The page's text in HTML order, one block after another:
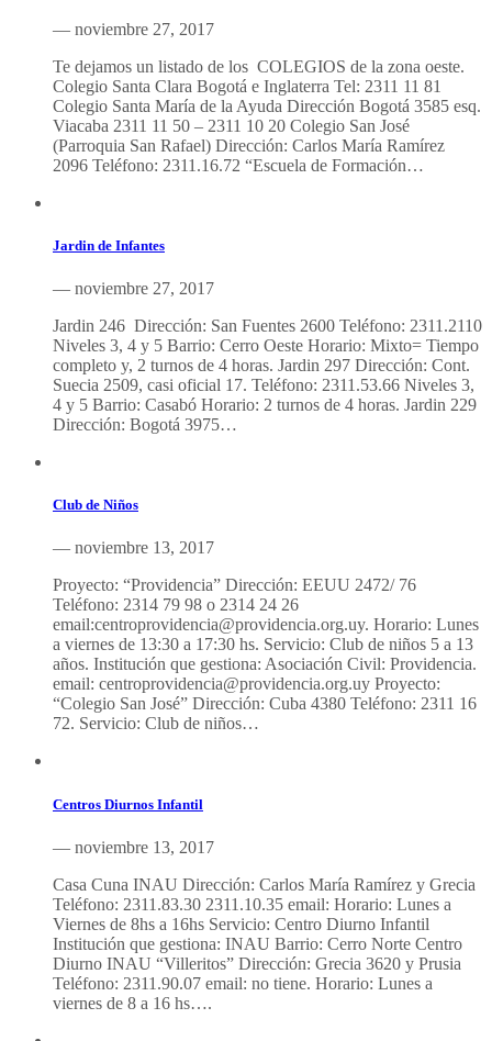
— noviembre 27, 2017
Te dejamos un listado de los COLEGIOS de la zona oeste.
Colegio Santa Clara Bogotá e Inglaterra Tel: 2311 11 81
Colegio Santa María de la Ayuda Dirección Bogotá 3585 esq.
Viacaba 2311 11 50 – 2311 10 20 Colegio San José
(Parroquia San Rafael) Dirección: Carlos María Ramírez
2096 Teléfono: 2311.16.72 “Escuela de Formación…
Jardin de Infantes
— noviembre 27, 2017
Jardin 246 Dirección: San Fuentes 2600 Teléfono: 2311.2110
Niveles 3, 4 y 5 Barrio: Cerro Oeste Horario: Mixto= Tiempo
completo y, 2 turnos de 4 horas. Jardin 297 Dirección: Cont.
Suecia 2509, casi oficial 17. Teléfono: 2311.53.66 Niveles 3,
4 y 5 Barrio: Casabó Horario: 2 turnos de 4 horas. Jardin 229
Dirección: Bogotá 3975…
Club de Niños
— noviembre 13, 2017
Proyecto: “Providencia” Dirección: EEUU 2472/ 76
Teléfono: 2314 79 98 o 2314 24 26
email:centroprovidencia@providencia.org.uy. Horario: Lunes
a viernes de 13:30 a 17:30 hs. Servicio: Club de niños 5 a 13
años. Institución que gestiona: Asociación Civil: Providencia.
email: centroprovidencia@providencia.org.uy Proyecto:
“Colegio San José” Dirección: Cuba 4380 Teléfono: 2311 16
72. Servicio: Club de niños…
Centros Diurnos Infantil
— noviembre 13, 2017
Casa Cuna INAU Dirección: Carlos María Ramírez y Grecia
Teléfono: 2311.83.30 2311.10.35 email: Horario: Lunes a
Viernes de 8hs a 16hs Servicio: Centro Diurno Infantil
Institución que gestiona: INAU Barrio: Cerro Norte Centro
Diurno INAU “Villeritos” Dirección: Grecia 3620 y Prusia
Teléfono: 2311.90.07 email: no tiene. Horario: Lunes a
viernes de 8 a 16 hs….